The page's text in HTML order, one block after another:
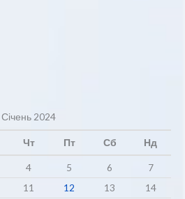
Січень 2024
Чт Пт Сб Нд
4 5 6
7
11 12 13
14